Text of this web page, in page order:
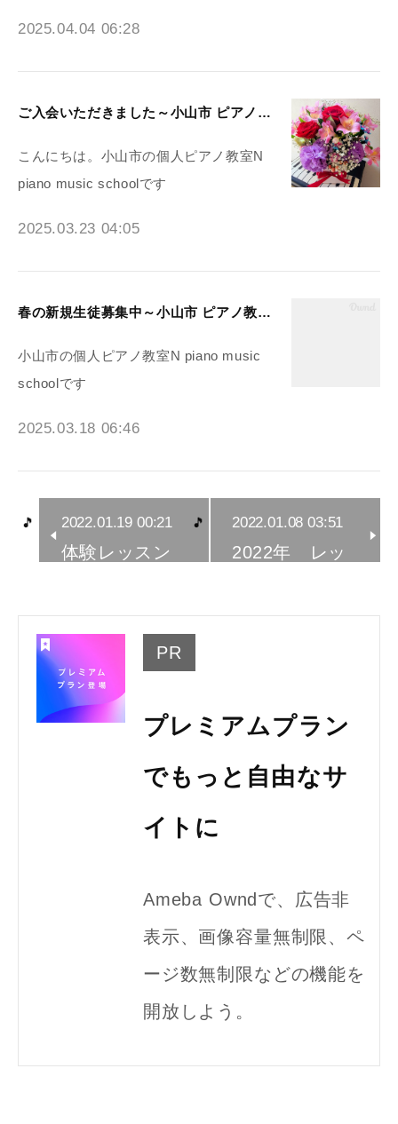
2025.04.04 06:28
ご入会いただきました～小山市 ピアノ教室N piano music school
こんにちは。小山市の個人ピアノ教室N
piano music schoolです
2025.03.23 04:05
春の新規生徒募集中～小山市 ピアノ教室N piano music school
小山市の個人ピアノ教室N piano music
schoolです
2025.03.18 06:46
2022.01.19 00:21
体験レッスン
2022.01.08 03:51
2022年 レッ
PR
プレミアムプラン
でもっと自由なサ
イトに
Ameba Owndで、広告非
表示、画像容量無制限、ペ
ージ数無制限などの機能を
開放しよう。